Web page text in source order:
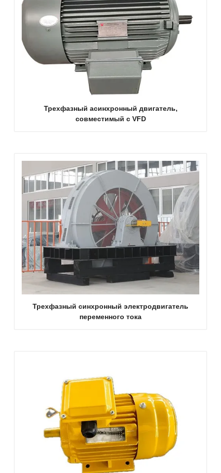
Трехфазный асинхронный двигатель,
совместимый с VFD
Трехфазный синхронный электродвигатель
переменного тока